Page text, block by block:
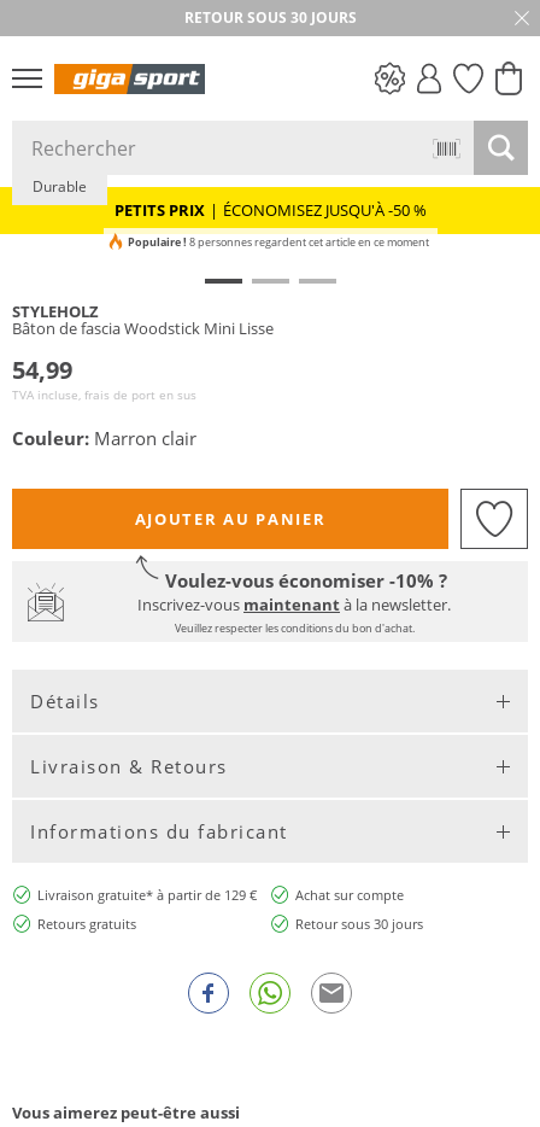
RETOUR SOUS 30 JOURS
PETITS PRIX
PETITS PRIX | ÉCONOMISEZ JUSQU'À -50 %
Durable
Populaire ! 8 personnes regardent cet article en ce moment
STYLEHOLZ
Bâton de fascia Woodstick Mini Lisse
54,99
TVA incluse, frais de port en sus
Couleur: Marron clair
AJOUTER AU PANIER
Voulez-vous économiser -10% ?
Inscrivez-vous maintenantà la newsletter.
Veuillez respecter les conditions du bon d'achat.
Détails
Livraison & Retours
Informations du fabricant
Livraison gratuite* à partir de 129 €
Achat sur compte
Retours gratuits
Retour sous 30 jours
Vous aimerez peut-être aussi